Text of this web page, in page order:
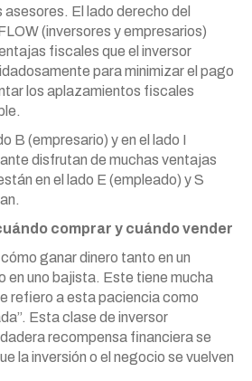
El lado derecho del
(inversores y empresarios)
fiscales que el inversor
para minimizar el pago
los aplazamientos fiscales
B (empresario) y en el lado I
disfrutan de muchas ventajas
en el lado E (empleado) y S
comprar y cuándo vender
ganar dinero tanto en un
en uno bajista. Este tiene mucha
refiero a esta paciencia como
Esta clase de inversor
recompensa financiera se
la inversión o el negocio se vuelven